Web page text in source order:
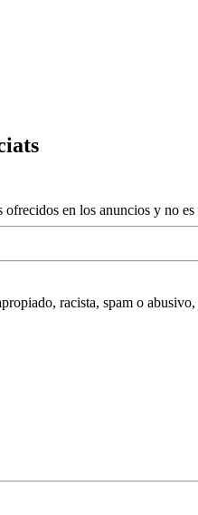
en los anuncios y no
racista, spam o